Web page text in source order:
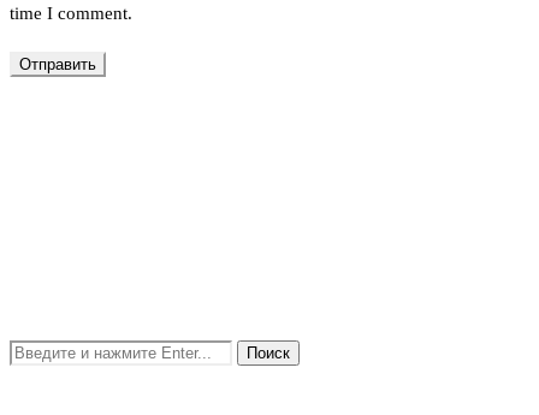
time I comment.